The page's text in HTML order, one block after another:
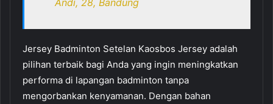
Andi, 28, Bandung
Jersey Badminton Setelan Kaosbos Jersey adalah
pilihan terbaik bagi Anda yang ingin meningkatkan
performa di lapangan badminton tanpa
mengorbankan kenyamanan. Dengan bahan